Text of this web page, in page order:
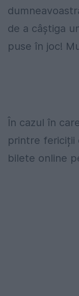
de a câștiga
puse în joc!
În cazul în
printre fericiții
bilete online